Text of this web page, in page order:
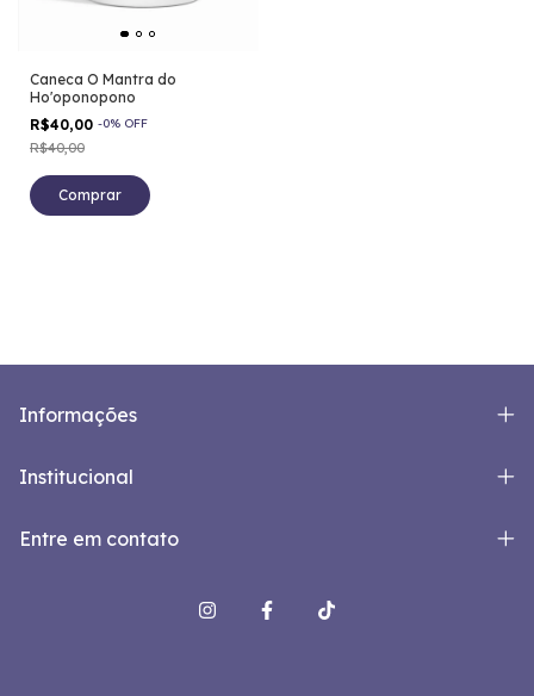
Caneca O Mantra do
Ho'oponopono
R$40,00 -0% OFF
R$40,00
Informações
Institucional
Entre em contato